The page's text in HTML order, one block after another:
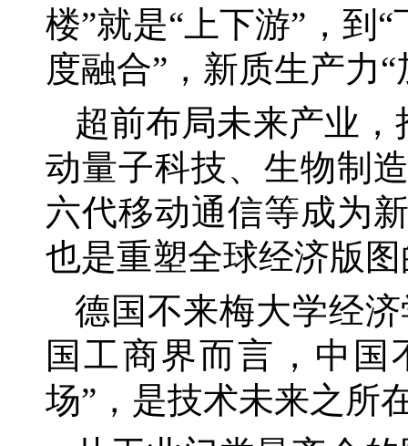
楼”就是“上下游”，到
度融合”，新质生产力“
超前布局未来产业
动量子科技、生物制
六代移动通信等成为
也是重塑全球经济版
德国不来梅大学经
国工商界而言，中
场”，是技术未来之所